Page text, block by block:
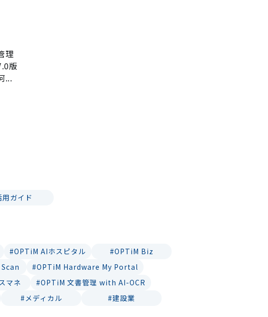
理
版
...
用ガイド
#OPTiM AIホスピタル
#OPTiM Biz
#OPTiM Hardware My Portal
マネ
#OPTiM 文書管理 with AI-OCR
#メディカル
#建設業